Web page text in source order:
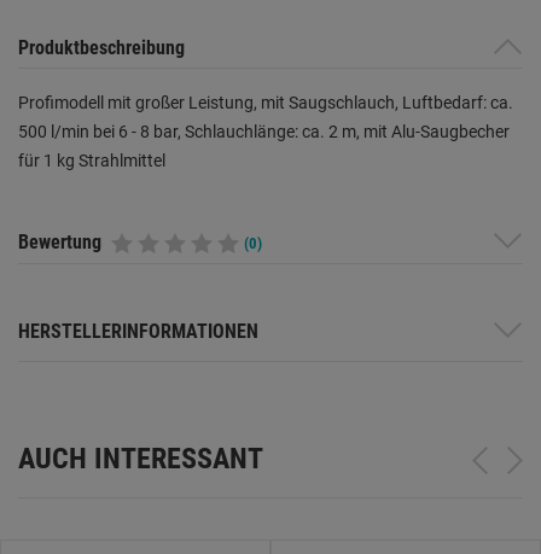
Produktbeschreibung
Profimodell mit großer Leistung, mit Saugschlauch, Luftbedarf: ca.
500 l/min bei 6 - 8 bar, Schlauchlänge: ca. 2 m, mit Alu-Saugbecher
für 1 kg Strahlmittel
Bewertung (0)
HERSTELLERINFORMATIONEN
AUCH INTERESSANT